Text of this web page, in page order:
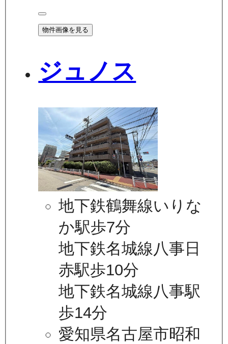
物件画像を見る
ジュノス
地下鉄鶴舞線いりな
か駅歩7分
地下鉄名城線八事日
赤駅歩10分
地下鉄名城線八事駅
歩14分
愛知県名古屋市昭和